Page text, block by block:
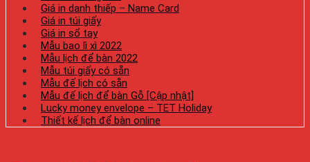
Giá in danh thiếp – Name Card
Giá in túi giấy
Giá in sổ tay
Mẫu bao lì xì 2022
Mẫu lịch để bàn 2022
Mẫu túi giấy có sẵn
Mẫu đế lịch có sẵn
Mẫu đế lịch để bàn Gỗ [Cập nhật]
Lucky money envelope – TET Holiday
Thiết kế lịch để bàn online